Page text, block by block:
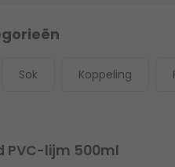
Sok Koppeling
PVC-lijm 500ml